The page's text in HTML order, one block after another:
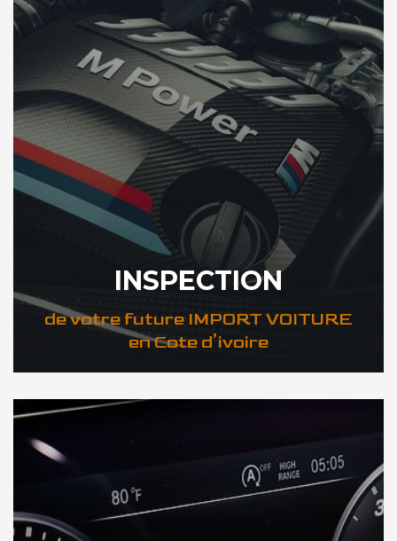
INSPECTION
de votre future IMPORT VOITURE
en Cote d’ivoire
DÉCOUVREZ VOTRE INSPECTION AUTO en Cote d’ivoire